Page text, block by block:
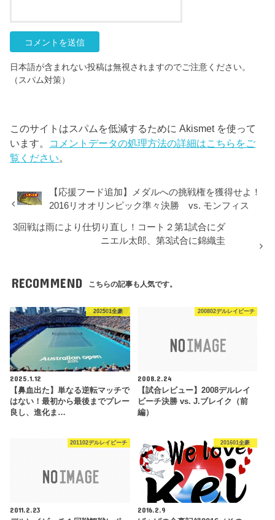
日本語が含まれない投稿は無視されますのでご注意ください。
（スパム対策）
このサイトはスパムを低減するために Akismet を使って
います。 コメントデータの処理方法の詳細はこちらをご
覧ください
【応援フード追加】メダルへの挑戦権を獲得せよ！
2016リオオリンピック準々決勝 vs. モンフィス
3回戦は雨により仕切り直し！コート２第1試合にダ
ニエル太郎、第3試合に錦織圭
RECOMMEND こちらの記事も人気です。
202501全豪
2025.1.12
【鼻血出た】単なる逆転マッチで
はない！最初から最後までプレー
良し、進化ま…
200802デルレイビーチ
2008.2.24
【試合レビュー】2008デルレイ
ビーチ決勝 vs. J.ブレイク（前
編）
201102デルレイビーチ
2011.2.23
201601全豪
2016.2.9